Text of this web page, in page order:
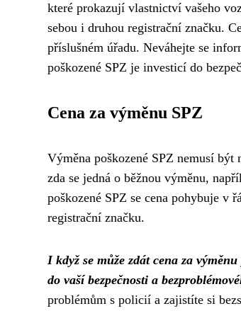
které prokazují vlastnictví vašeho
sebou i druhou registrační značku.
příslušném úřadu. Neváhejte se
poškozené SPZ je investicí do
Cena za výměnu SPZ
Výměna poškozené SPZ nemusí
zda se jedná o běžnou výměnu,
poškozené SPZ se cena pohybuje v
registrační značku.
I když se může zdát cena za
do vaší bezpečnosti a
problémům s policií a zajistíte si